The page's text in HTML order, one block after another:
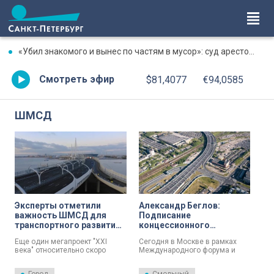
«Убил знакомого и вынес по частям в мусор»: суд арестовал фигуранта жестокого убийства на Луначарского
Смотреть эфир $81,4077 €94,0585
ШМСД
Эксперты отметили
важность ШМСД для
транспортного развития
Еще один мегапроект "XXI
века" относительно скоро
губернатором города
Александр Беглов:
Подписание
концессионного
строительстве трёх
этапов ШМСД — важный
Сегодня в Москве в рамках
Международного форума и
губернатор Александр Беглов и